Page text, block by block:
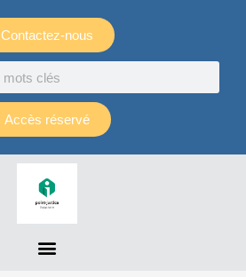
Contactez-nous
Accès réservé